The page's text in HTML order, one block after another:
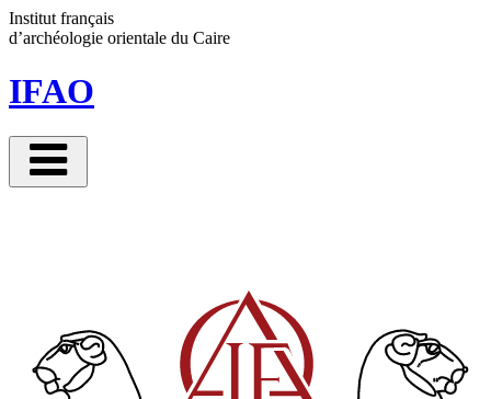
Institut français
d’archéologie orientale du Caire
IFAO
Panneau de gestion des cookies